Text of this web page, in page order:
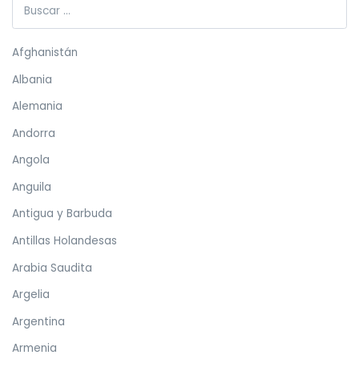
Afghanistán
Albania
Alemania
Andorra
Angola
Anguila
Antigua y Barbuda
Antillas Holandesas
Arabia Saudita
Argelia
Argentina
Armenia